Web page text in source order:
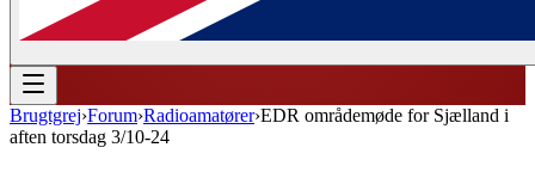
Brugtgrej›Forum›Radioamatører›EDR områdemøde for Sjælland i
aften torsdag 3/10-24